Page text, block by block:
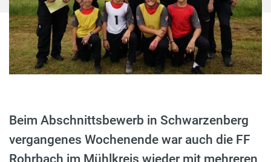
Beim Abschnittsbewerb in Schwarzenberg
vergangenes Wochenende war auch die FF
Rohrbach im Mühlkreis wieder mit mehreren